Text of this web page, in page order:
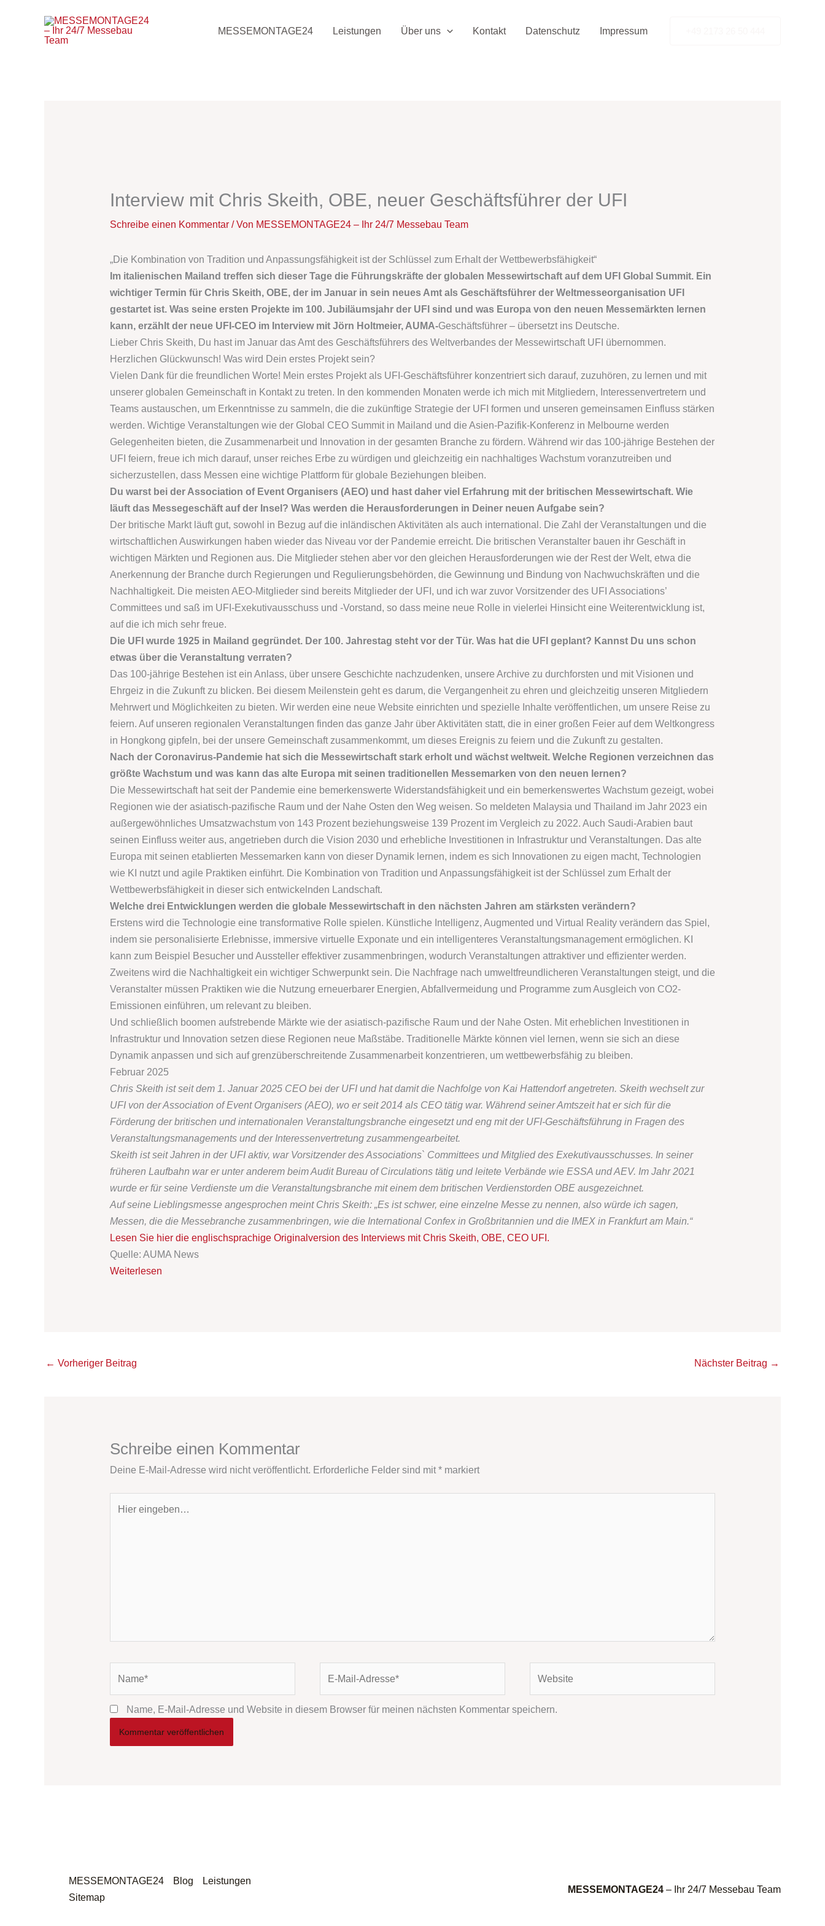
MESSEMONTAGE24 Leistungen Über uns Kontakt Datenschutz Impressum
Interview mit Chris Skeith, OBE, neuer Geschäftsführer der UFI
Schreibe einen Kommentar / Von MESSEMONTAGE24 – Ihr 24/7 Messebau Team
„Die Kombination von Tradition und Anpassungsfähigkeit ist der Schlüssel zum Erhalt der Wettbewerbsfähigkeit“
Im italienischen Mailand treffen sich dieser Tage die Führungskräfte der globalen Messewirtschaft auf dem UFI Global Summit. Ein
wichtiger Termin für Chris Skeith, OBE, der im Januar in sein neues Amt als Geschäftsführer der Weltmesseorganisation UFI
gestartet ist. Was seine ersten Projekte im 100. Jubiläumsjahr der UFI sind und was Europa von den neuen Messemärkten lernen
kann, erzählt der neue UFI-CEO im Interview mit Jörn Holtmeier, AUMA-Geschäftsführer – übersetzt ins Deutsche.
Lieber Chris Skeith, Du hast im Januar das Amt des Geschäftsführers des Weltverbandes der Messewirtschaft UFI übernommen.
Herzlichen Glückwunsch! Was wird Dein erstes Projekt sein?
Vielen Dank für die freundlichen Worte! Mein erstes Projekt als UFI-Geschäftsführer konzentriert sich darauf, zuzuhören, zu lernen und mit
unserer globalen Gemeinschaft in Kontakt zu treten. In den kommenden Monaten werde ich mich mit Mitgliedern, Interessenvertretern und
Teams austauschen, um Erkenntnisse zu sammeln, die die zukünftige Strategie der UFI formen und unseren gemeinsamen Einfluss stärken
werden. Wichtige Veranstaltungen wie der Global CEO Summit in Mailand und die Asien-Pazifik-Konferenz in Melbourne werden
Gelegenheiten bieten, die Zusammenarbeit und Innovation in der gesamten Branche zu fördern. Während wir das 100-jährige Bestehen der
UFI feiern, freue ich mich darauf, unser reiches Erbe zu würdigen und gleichzeitig ein nachhaltiges Wachstum voranzutreiben und
sicherzustellen, dass Messen eine wichtige Plattform für globale Beziehungen bleiben.
Du warst bei der Association of Event Organisers (AEO) und hast daher viel Erfahrung mit der britischen Messewirtschaft. Wie
läuft das Messegeschäft auf der Insel? Was werden die Herausforderungen in Deiner neuen Aufgabe sein?
Der britische Markt läuft gut, sowohl in Bezug auf die inländischen Aktivitäten als auch international. Die Zahl der Veranstaltungen und die
wirtschaftlichen Auswirkungen haben wieder das Niveau vor der Pandemie erreicht. Die britischen Veranstalter bauen ihr Geschäft in
wichtigen Märkten und Regionen aus. Die Mitglieder stehen aber vor den gleichen Herausforderungen wie der Rest der Welt, etwa die
Anerkennung der Branche durch Regierungen und Regulierungsbehörden, die Gewinnung und Bindung von Nachwuchskräften und die
Nachhaltigkeit. Die meisten AEO-Mitglieder sind bereits Mitglieder der UFI, und ich war zuvor Vorsitzender des UFI Associations’
Committees und saß im UFI-Exekutivausschuss und -Vorstand, so dass meine neue Rolle in vielerlei Hinsicht eine Weiterentwicklung ist,
auf die ich mich sehr freue.
Die UFI wurde 1925 in Mailand gegründet. Der 100. Jahrestag steht vor der Tür. Was hat die UFI geplant? Kannst Du uns schon
etwas über die Veranstaltung verraten?
Das 100-jährige Bestehen ist ein Anlass, über unsere Geschichte nachzudenken, unsere Archive zu durchforsten und mit Visionen und
Ehrgeiz in die Zukunft zu blicken. Bei diesem Meilenstein geht es darum, die Vergangenheit zu ehren und gleichzeitig unseren Mitgliedern
Mehrwert und Möglichkeiten zu bieten. Wir werden eine neue Website einrichten und spezielle Inhalte veröffentlichen, um unsere Reise zu
feiern. Auf unseren regionalen Veranstaltungen finden das ganze Jahr über Aktivitäten statt, die in einer großen Feier auf dem Weltkongress
in Hongkong gipfeln, bei der unsere Gemeinschaft zusammenkommt, um dieses Ereignis zu feiern und die Zukunft zu gestalten.
Nach der Coronavirus-Pandemie hat sich die Messewirtschaft stark erholt und wächst weltweit. Welche Regionen verzeichnen das
größte Wachstum und was kann das alte Europa mit seinen traditionellen Messemarken von den neuen lernen?
Die Messewirtschaft hat seit der Pandemie eine bemerkenswerte Widerstandsfähigkeit und ein bemerkenswertes Wachstum gezeigt, wobei
Regionen wie der asiatisch-pazifische Raum und der Nahe Osten den Weg weisen. So meldeten Malaysia und Thailand im Jahr 2023 ein
außergewöhnliches Umsatzwachstum von 143 Prozent beziehungsweise 139 Prozent im Vergleich zu 2022. Auch Saudi-Arabien baut
seinen Einfluss weiter aus, angetrieben durch die Vision 2030 und erhebliche Investitionen in Infrastruktur und Veranstaltungen. Das alte
Europa mit seinen etablierten Messemarken kann von dieser Dynamik lernen, indem es sich Innovationen zu eigen macht, Technologien
wie KI nutzt und agile Praktiken einführt. Die Kombination von Tradition und Anpassungsfähigkeit ist der Schlüssel zum Erhalt der
Wettbewerbsfähigkeit in dieser sich entwickelnden Landschaft.
Welche drei Entwicklungen werden die globale Messewirtschaft in den nächsten Jahren am stärksten verändern?
Erstens wird die Technologie eine transformative Rolle spielen. Künstliche Intelligenz, Augmented und Virtual Reality verändern das Spiel,
indem sie personalisierte Erlebnisse, immersive virtuelle Exponate und ein intelligenteres Veranstaltungsmanagement ermöglichen. KI
kann zum Beispiel Besucher und Aussteller effektiver zusammenbringen, wodurch Veranstaltungen attraktiver und effizienter werden.
Zweitens wird die Nachhaltigkeit ein wichtiger Schwerpunkt sein. Die Nachfrage nach umweltfreundlicheren Veranstaltungen steigt, und die
Veranstalter müssen Praktiken wie die Nutzung erneuerbarer Energien, Abfallvermeidung und Programme zum Ausgleich von CO2-
Emissionen einführen, um relevant zu bleiben.
Und schließlich boomen aufstrebende Märkte wie der asiatisch-pazifische Raum und der Nahe Osten. Mit erheblichen Investitionen in
Infrastruktur und Innovation setzen diese Regionen neue Maßstäbe. Traditionelle Märkte können viel lernen, wenn sie sich an diese
Dynamik anpassen und sich auf grenzüberschreitende Zusammenarbeit konzentrieren, um wettbewerbsfähig zu bleiben.
Februar 2025
Chris Skeith ist seit dem 1. Januar 2025 CEO bei der UFI und hat damit die Nachfolge von Kai Hattendorf angetreten. Skeith wechselt zur
UFI von der Association of Event Organisers (AEO), wo er seit 2014 als CEO tätig war. Während seiner Amtszeit hat er sich für die
Förderung der britischen und internationalen Veranstaltungsbranche eingesetzt und eng mit der UFI-Geschäftsführung in Fragen des
Veranstaltungsmanagements und der Interessenvertretung zusammengearbeitet.
Skeith ist seit Jahren in der UFI aktiv, war Vorsitzender des Associations` Committees und Mitglied des Exekutivausschusses. In seiner
früheren Laufbahn war er unter anderem beim Audit Bureau of Circulations tätig und leitete Verbände wie ESSA und AEV. Im Jahr 2021
wurde er für seine Verdienste um die Veranstaltungsbranche mit einem dem britischen Verdienstorden OBE ausgezeichnet.
Auf seine Lieblingsmesse angesprochen meint Chris Skeith: „Es ist schwer, eine einzelne Messe zu nennen, also würde ich sagen,
Messen, die die Messebranche zusammenbringen, wie die International Confex in Großbritannien und die IMEX in Frankfurt am Main.“
Lesen Sie hier die englischsprachige Originalversion des Interviews mit Chris Skeith, OBE, CEO UFI.
Quelle: AUMA News
Weiterlesen
← Vorheriger Beitrag Nächster Beitrag →
Schreibe einen Kommentar
Deine E-Mail-Adresse wird nicht veröffentlicht. Erforderliche Felder sind mit *markiert
eingeben…
Adresse*
Name, E-Mail-Adresse und Website in diesem Browser für meinen nächsten Kommentar speichern.
MESSEMONTAGE24 Blog
Leistungen
Sitemap
MESSEMONTAGE24 – Ihr 24/7 Messebau Team